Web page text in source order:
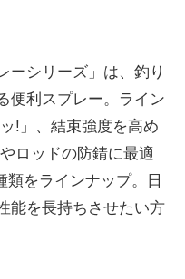
ーシリーズ」は、釣り
便利スプレー。ライン
!」、結束強度を高め
ロッドの防錆に最適
類をラインナップ。日
能を長持ちさせたい方